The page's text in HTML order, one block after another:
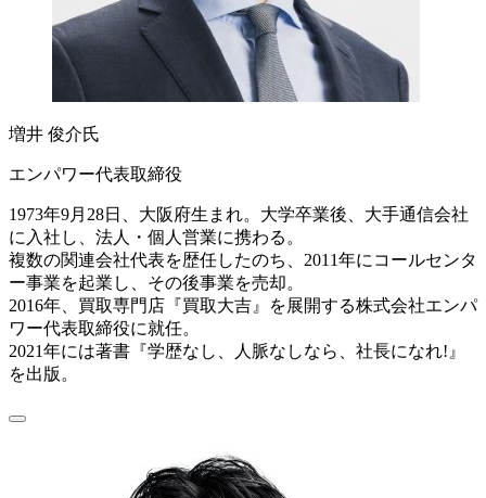
増井 俊介氏
エンパワー代表取締役
1973年9月28日、大阪府生まれ。大学卒業後、大手通信会社
に入社し、法人・個人営業に携わる。
複数の関連会社代表を歴任したのち、2011年にコールセンタ
ー事業を起業し、その後事業を売却。
2016年、買取専門店『買取大吉』を展開する株式会社エンパ
ワー代表取締役に就任。
2021年には著書『学歴なし、人脈なしなら、社長になれ!』
を出版。